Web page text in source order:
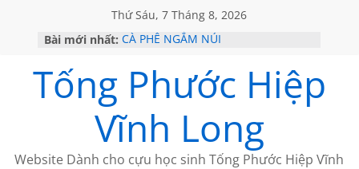
Thứ Sáu, 7 Tháng 8, 2026
Bài mới nhất: CÀ PHÊ NGẮM NÚI
GẶP Ở MỸ
HỌC SỬ HỒI XƯA
MỘT ĐỜI ĐI QUA NHỮNG TRANG
SÁCH
BẤT CHỢT CỦA CHÂU LỆ DUNG
Tống Phước Hiệp
Vĩnh Long
Website Dành cho cựu học sinh Tống Phước Hiệp Vĩnh